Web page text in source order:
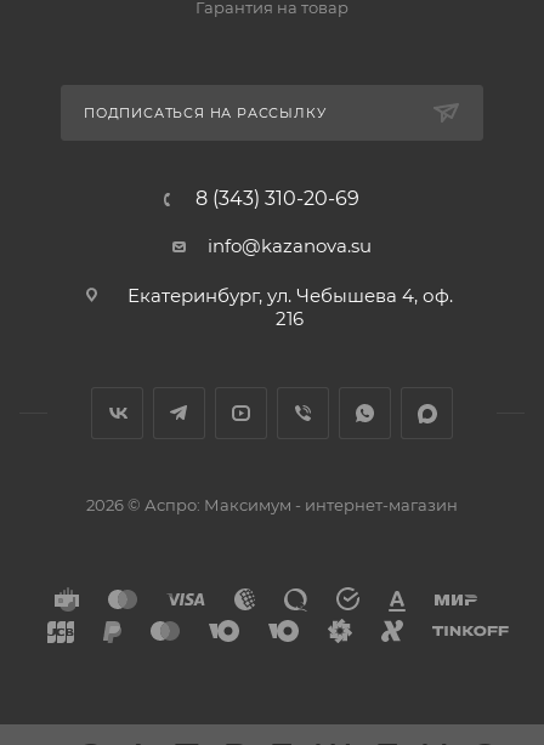
Гарантия на товар
ПОДПИСАТЬСЯ НА РАССЫЛКУ
8 (343) 310-20-69
info@kazanova.su
Екатеринбург, ул. Чебышева 4, оф.
216
2026 © Аспро: Максимум - интернет-магазин